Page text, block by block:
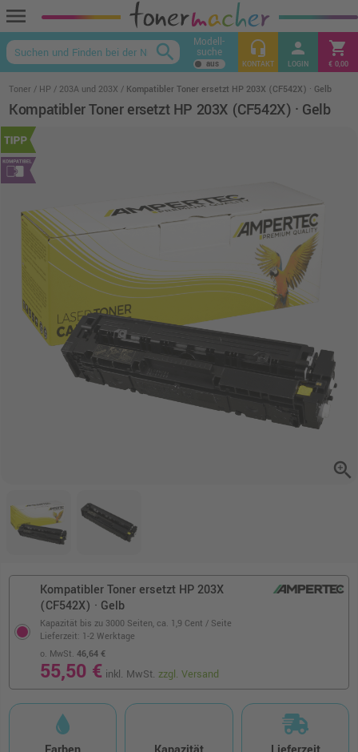
menu
keyboard_arrow_up
search Modell-
suche headset_mic
KONTAKT
person
LOGIN
shopping_cart
€ 0,00
Toner HP 203A und 203X Kompatibler Toner ersetzt HP 203X (CF542X) · Gelb
Kompatibler Toner ersetzt HP 203X (CF542X) · Gelb
zoom_in
Kompatibler Toner ersetzt HP 203X
(CF542X) · Gelb
Kapazität bis zu 3000 Seiten, ca. 1,9 Cent / Seite
o. MwSt.46,64 €
55,50 € inkl. MwSt.zzgl. Versand
Lieferzeit: 1-2 Werktage